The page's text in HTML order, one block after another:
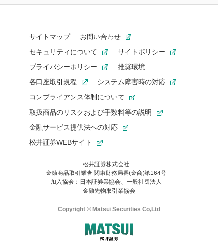
サイトマップ
お問い合わせ
セキュリティについて
サイトポリシー
プライバシーポリシー
推奨環境
各口座取引規程
システム障害時の対応
コンプライアンス体制について
取扱商品のリスクおよび手数料等の説明
金融サービス提供法への対応
松井証券WEBサイト
松井証券株式会社
金融商品取引業者 関東財務局長(金商)第164号
加入協会：日本証券業協会、一般社団法人
金融先物取引業協会
Copyright © Matsui Securities Co,Ltd
お気に入り機能は松井証券の会員限定の機能です。
お気に入り登録いただくと、後からいつでもお気に入りのコンテ
ンツを一覧でご確認いただけます。
ご利用いただくには口座開設が必要です。
はご利用の端末で一度ログインしてください。